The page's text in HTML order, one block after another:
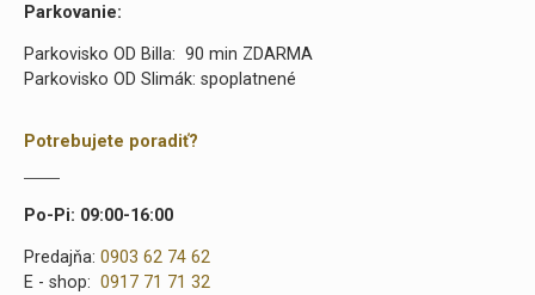
Parkovanie:
Parkovisko OD Billa: 90 min ZDARMA
Parkovisko OD Slimák: spoplatnené
Potrebujete poradiť?
Po-Pi: 09:00-16:00
Predajňa: 0903 62 74 62
E - shop: 0917 71 71 32